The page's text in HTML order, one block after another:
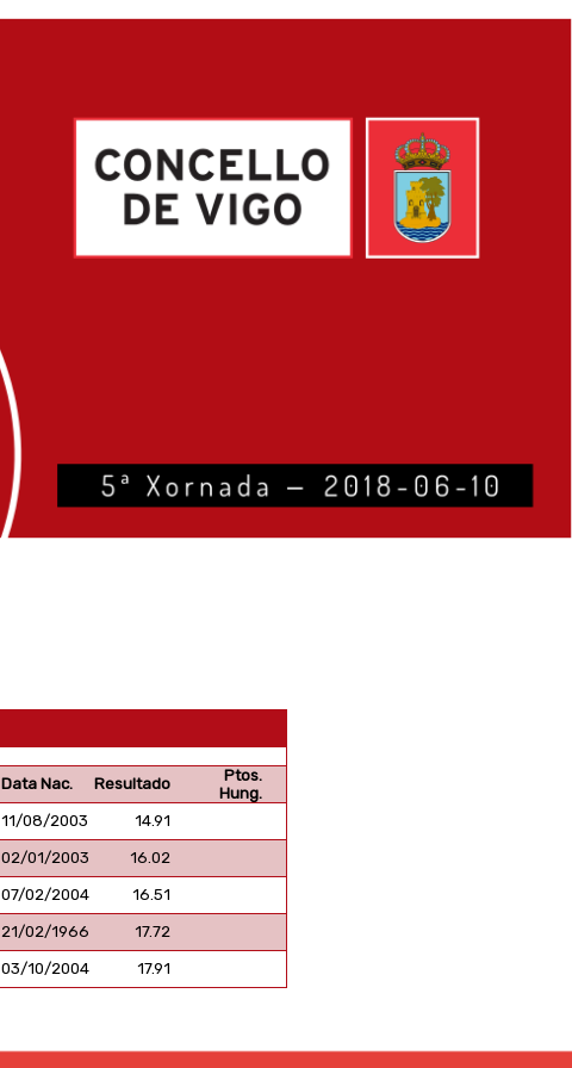
Data Nac. Resultado
Ptos.
Hung.
11/08/2003 14.91
02/01/2003 16.02
07/02/2004 16.51
21/02/1966 17.72
03/10/2004 17.91